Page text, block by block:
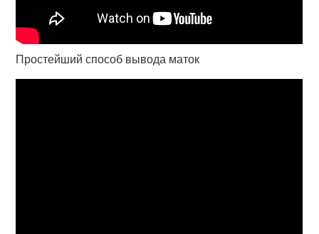
Простейший способ вывода маток